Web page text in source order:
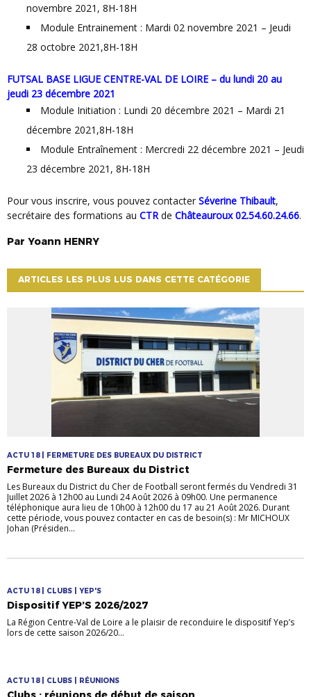
novembre 2021, 8H-18H
Module Entrainement : Mardi 02 novembre 2021 – Jeudi
28 octobre 2021,8H-18H
FUTSAL BASE LIGUE CENTRE-VAL DE LOIRE – du lundi 20 au
jeudi 23 décembre 2021
Module Initiation : Lundi 20 décembre 2021 – Mardi 21
décembre 2021,8H-18H
Module Entraînement : Mercredi 22 décembre 2021 – Jeudi
23 décembre 2021, 8H-18H
Pour vous inscrire, vous pouvez contacter Séverine Thibault,
secrétaire des formations au CTR de Châteauroux 02.54.60.24.66.
Par Yoann HENRY
ARTICLES LES PLUS LUS DANS CETTE CATÉGORIE
ACTU 18 | FERMETURE DES BUREAUX DU DISTRICT
Fermeture des Bureaux du District
Les Bureaux du District du Cher de Football seront fermés du Vendredi 31
Juillet 2026 à 12h00 au Lundi 24 Août 2026 à 09h00. Une permanence
téléphonique aura lieu de 10h00 à 12h00 du 17 au 21 Août 2026. Durant
cette période, vous pouvez contacter en cas de besoin(s) : Mr MICHOUX
Johan (Présiden...
ACTU 18 | CLUBS | YEP'S
Dispositif YEP’S 2026/2027
La Région Centre-Val de Loire a le plaisir de reconduire le dispositif Yep’s
lors de cette saison 2026/20...
ACTU 18 | CLUBS | RÉUNIONS